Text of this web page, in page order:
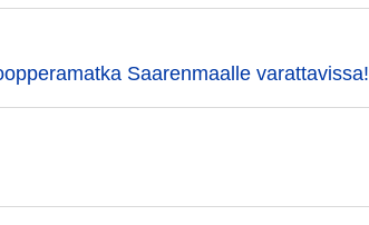
Saarenmaalle varattavissa!